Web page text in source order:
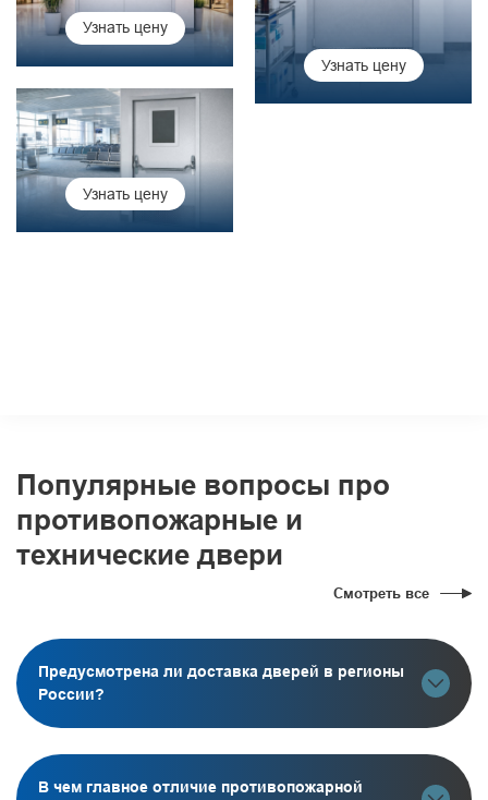
Узнать цену
Узнать цену
Узнать цену
Популярные вопросы про
противопожарные и
технические двери
Смотреть все
Предусмотрена ли доставка дверей в регионы
России?
В чем главное отличие противопожарной